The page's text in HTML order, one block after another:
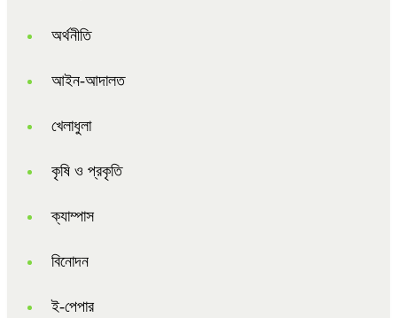
অর্থনীতি
আইন-আদালত
খেলাধুলা
কৃষি ও প্রকৃতি
ক্যাম্পাস
বিনোদন
ই-পেপার